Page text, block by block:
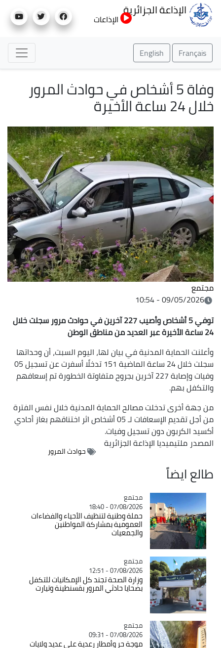
إلى
الإذاعة الجزائرية
الإذاعات
Français
English
وفاة 5 أشخاص في حوادث المرور
خلال 24 ساعة الأخيرة
مجتمع
09/05/2026 - 10:54
توفي 5 أشخاص وأصيب 227 آخرين في حوادث مرور سجلت خلال
24 ساعة الأخيرة عبر العديد من مناطق الوطن
وأعلنت الحماية المدنية في بيان لها، اليوم السبت، أن وحداتها
سجلت خلال 24 ساعة الماضية 151 تدخلًا أسفرت عن تسجيل 05
وفيات وإصابة 227 آخرين بجروح متفاوتة الخطورة تم إسعافهم
والتكفل بهم.
من جهة أخرى تدخلت مصالح الحماية المدنية خلال نفس الفترة
من أجل تقديم الإسعافات لـ 05 أشخاص اثر اختناقهم بغاز أحادي
أكسيد الكربون دون تسجيل وفيات.
المصدرملتيميديا الإذاعة الجزائرية
حوادث المرور
طالع ايضاً
Catégorie
مجتمع
07/08/2026 - 18:40
حملة وطنية لتنظيف الأحياء والفضاءات
العمومية بمشاركة المواطنين
والجمعيات
Catégorie
مجتمع
07/08/2026 - 12:51
وزارة الصحة تجند كل الإمكانيات للتكفل
بضحايا حادثي المرور بقسنطينة وتيارت
Catégorie
مجتمع
07/08/2026 - 09:31
موجة حر وأمطار رعدية على عديد ولايات